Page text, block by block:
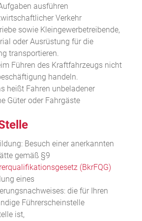
ausführen
Verkehr
sowie Kleingewerbetreibende,
oder Ausrüstung für die
transportieren.
Führen des Kraftfahrzeugs nicht
handeln.
heißt Fahren unbeladener
Güter oder Fahrgäste
Besuch einer anerkannten
gemäß §9
(BkrFQG)
eines
die für Ihren
Führerscheinstelle
ist,